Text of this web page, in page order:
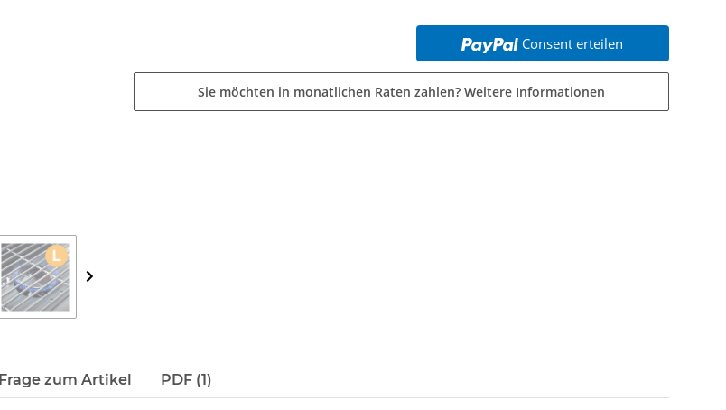
Consent erteilen
Sie möchten in monatlichen Raten zahlen? Weitere Informationen
Frage zum Artikel PDF (1)